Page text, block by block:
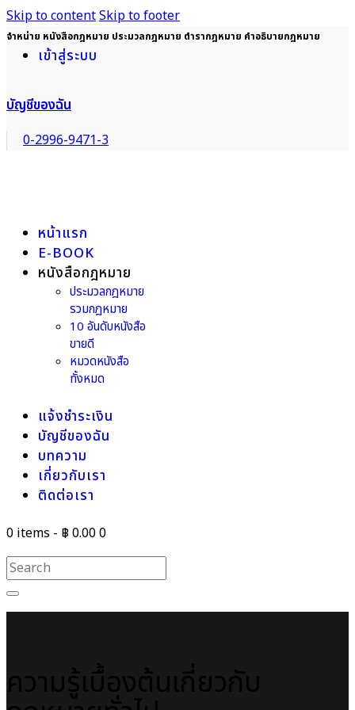
Skip to contentSkip to footer
จำหน่าย หนังสือกฎหมาย ประมวลกฎหมาย ตำรากฎหมาย คำอธิบายกฎหมาย
เข้าสู่ระบบ
บัญชีของฉัน
0-2996-9471-3
หน้าแรก
E-BOOK
หนังสือกฎหมาย
ประมวลกฎหมาย
รวมกฎหมาย
10 อันดับหนังสือ
ขายดี
หมวดหนังสือ
ทั้งหมด
แจ้งชำระเงิน
บัญชีของฉัน
บทความ
เกี่ยวกับเรา
ติดต่อเรา
0 items - ฿ 0.000